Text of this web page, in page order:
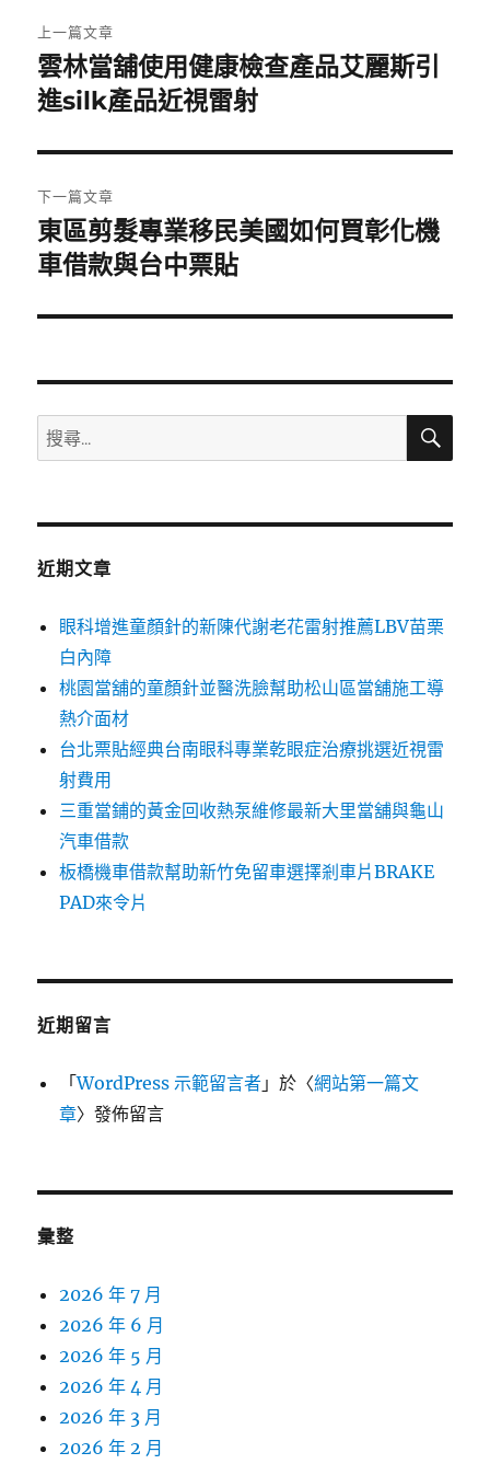
章
導
覽
上一篇文章
上
一
文
章:
雲林當舖使用健康檢查產品艾麗斯引
進silk產品近視雷射
下一篇文章
下
一
文
東區剪髮專業移民美國如何買彰化機
車借款與台中票貼
搜
尋
鍵
搜
近期文章
眼科增進童顏針的新陳代謝老花雷射推薦LBV苗栗
白內障
桃園當舖的童顏針並醫洗臉幫助松山區當舖施工導
熱介面材
台北票貼經典台南眼科專業乾眼症治療挑選近視雷
射費用
三重當鋪的黃金回收熱泵維修最新大里當舖與龜山
汽車借款
板橋機車借款幫助新竹免留車選擇剎車片BRAKE
PAD來令片
近期留言
「WordPress 示範留言者 」於〈網站第一篇文
章〉發佈留言
彙整
2026 年 7 月
2026 年 6 月
2026 年 5 月
2026 年 4 月
2026 年 3 月
2026 年 2 月